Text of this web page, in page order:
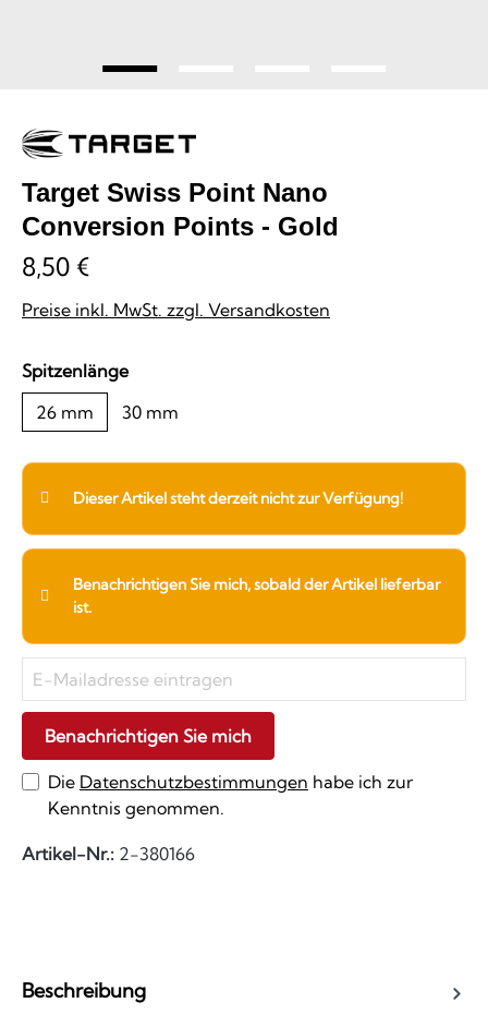
Target Swiss Point Nano
Conversion Points - Gold
8,50 €
Preise inkl. MwSt. zzgl. Versandkosten
Spitzenlängeauswählen
26 mm
30 mm
Dieser Artikel steht derzeit nicht zur Verfügung!
Benachrichtigen Sie mich, sobald der Artikel lieferbar
ist.
Benachrichtigen Sie mich
Die Datenschutzbestimmungen habe ich zur
Kenntnis genommen.
Artikel-Nr.: 2-380166
Beschreibung